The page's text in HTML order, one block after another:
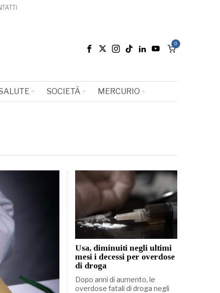
0
SOCIETÀ MERCURIO
Usa, diminuiti negli ultimi
mesi i decessi per overdose
di droga
Dopo anni di aumento, le
overdose fatali di droga negli